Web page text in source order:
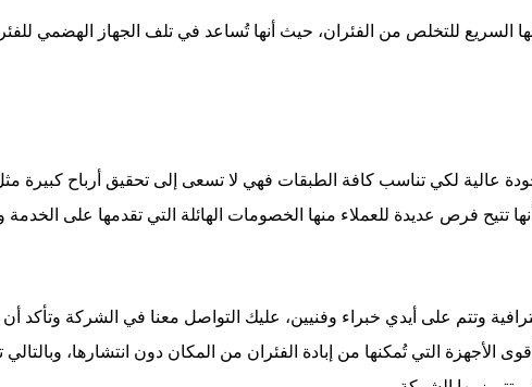
للتخلص من الفئران، حيث أنها تُساعد في تلف الجهاز الهضمي
عالية لكي تناسب كافة الطبقات فهي لا تسعى إلى تحقيق أرباح كبيرة
وتتم على أيدي خبراء وفنيين، عليك التواصل معنا في الشركة
التي تُمكنها من إبادة الفئران من المكان دون انتشارها،